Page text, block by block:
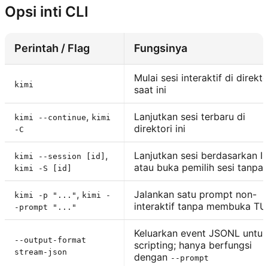
Opsi inti CLI
Perintah / Flag Fungsinya
kimi
Mulai sesi interaktif di
saat ini
kimi --continue, kimi
-C
Lanjutkan sesi terbaru di
direktori ini
kimi --session [id] ,
kimi -S [id]
Lanjutkan sesi berdasarkan
atau buka pemilih sesi tanpa
kimi -p "..." , kimi -
-prompt "..."
Jalankan satu prompt non-
interaktif tanpa membuka
--output-format
stream-json
Keluarkan event JSONL untuk
scripting; hanya berfungsi
dengan --prompt